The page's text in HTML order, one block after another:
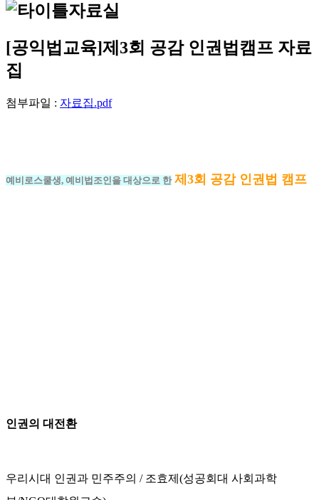
자료실
[공익법교육]제3회 공감 인권법캠프 자료
집
첨부파일 : 자료집.pdf
예비로스쿨생, 예비법조인을 대상으로 한 제3회 공감 인권법 캠프
인권의 대전환
우리시대 인권과 민주주의 / 조효제(성공회대 사회과학